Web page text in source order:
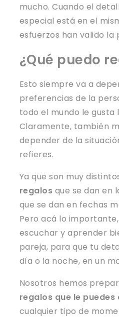
mucho. Cuando el
especial está en el
esfuerzos han valido la
¿Qué puedo
Esto siempre va a
preferencias de la
todo el mundo le gusta
Claramente, también
depender de la
refieres.
Ya que son muy
regalos que se dan en
que se dan en fechas
Pero acá lo
escuchar y aprender
pareja, para que tu
día o la noche, en un
Nosotros hemos
regalos que le
cualquier tipo de